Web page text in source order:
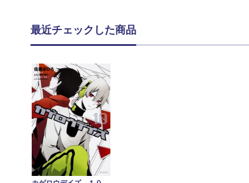
最近チェックした商品